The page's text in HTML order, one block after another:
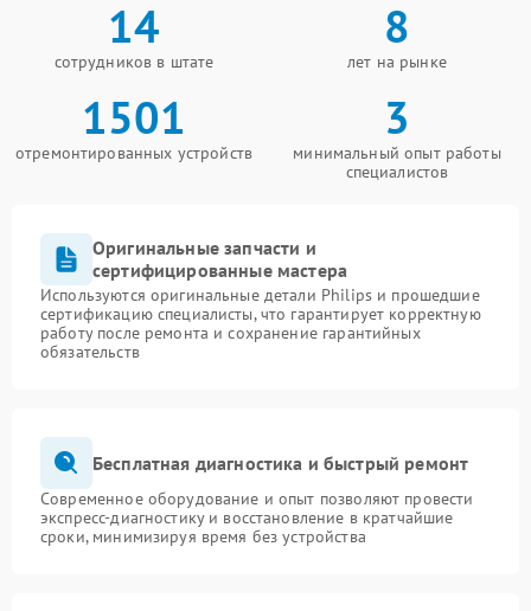
14
сотрудников в штате
8
лет на рынке
1501
отремонтированных устройств
3
минимальный опыт работы
специалистов
Оригинальные запчасти и
сертифицированные мастера
Используются оригинальные детали Philips и прошедшие
сертификацию специалисты, что гарантирует корректную
работу после ремонта и сохранение гарантийных
обязательств
Бесплатная диагностика и быстрый ремонт
Современное оборудование и опыт позволяют провести
экспресс-диагностику и восстановление в кратчайшие
сроки, минимизируя время без устройства